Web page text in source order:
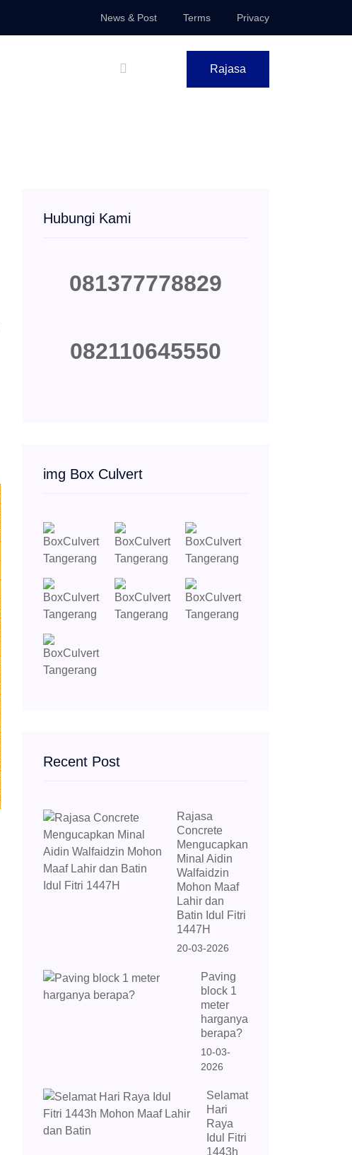
News & Post Terms Privacy
Rajasa
Hubungi Kami
081377778829
082110645550
img Box Culvert
Recent Post
Rajasa
Concrete
Mengucapkan
Minal Aidin
Walfaidzin
Mohon Maaf
Lahir dan
Batin Idul Fitri
1447H
20-03-2026
Paving
block 1
meter
harganya
berapa?
10-03-
2026
Selamat
Hari
Raya
Idul Fitri
1443h